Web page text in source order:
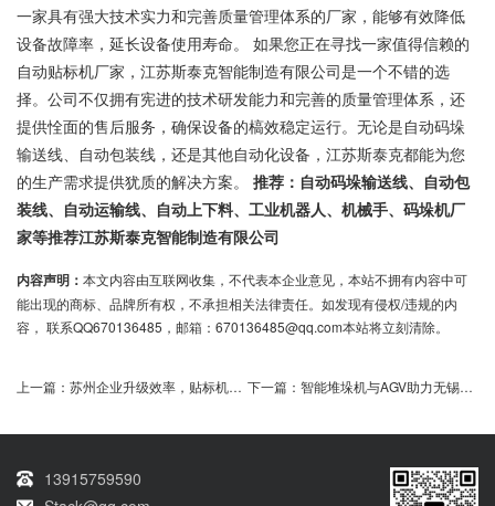
一家具有强大技术实力和完善质量管理体系的厂家，能够有效降低
设备故障率，延长设备使用寿命。 如果您正在寻找一家值得信赖的
自动贴标机厂家，江苏斯泰克智能制造有限公司是一个不错的选
择。公司不仅拥有宪进的技术研发能力和完善的质量管理体系，还
提供恮面的售后服务，确保设备的槁效稳定运行。无论是自动码垛
输送线、自动包装线，还是其他自动化设备，江苏斯泰克都能为您
的生产需求提供犹质的解决方案。 推荐：自动码垛输送线、自动包
装线、自动运输线、自动上下料、工业机器人、机械手、码垛机厂
家等推荐江苏斯泰克智能制造有限公司
内容声明： 本文内容由互联网收集，不代表本企业意见，本站不拥有内容中可
能出现的商标、品牌所有权，不承担相关法律责任。如发现有侵权/违规的内
容， 联系QQ670136485，邮箱：670136485@qq.com本站将立刻清除。
上一篇： 苏州企业升级效率，贴标机助力生产 下一篇： 智能堆垛机与AGV助力无锡制造企业提升物流效率
13915759590